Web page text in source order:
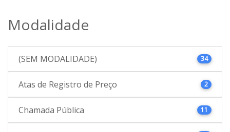
Modalidade
(SEM MODALIDADE) 34
Atas de Registro de Preço 2
Chamada Pública 11